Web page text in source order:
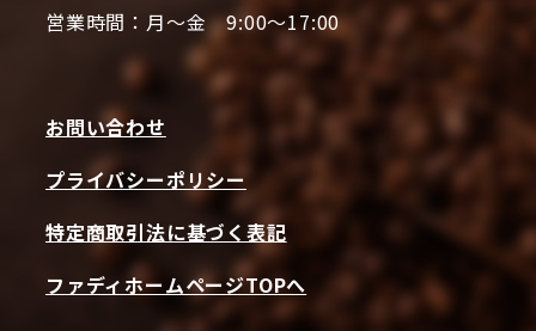
営業時間：月～金 9:00～17:00
お問い合わせ
プライバシーポリシー
特定商取引法に基づく表記
ファディホームページTOPへ